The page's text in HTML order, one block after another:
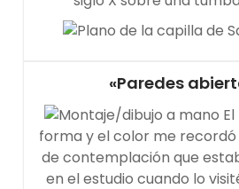
«Paredes
forma y el color me
de contemplación que
en el estudio cuando lo